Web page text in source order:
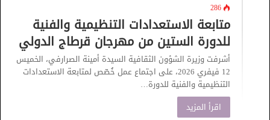
286
متابعة الاستعدادات التنظيمية والفنية
للدورة الستين من مهرجان قرطاج الدولي
أشرفت وزيرة الشؤون الثقافية السيدة أمينة الصرارفي، الخميس
12 فيفري 2026، على اجتماع عمل خُصّص لمتابعة الاستعدادات
التنظيمية والفنية للدورة…
اقرأ المزيد